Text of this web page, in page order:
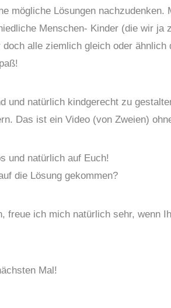
mögliche Lösungen nachzudenken.
Menschen- Kinder (die wir ja
alle ziemlich gleich oder ähnlich
und natürlich kindgerecht zu
Das ist ein Video (von Zweien)
und natürlich auf Euch!
die Lösung gekommen?
freue ich mich natürlich sehr, wenn
Mal!